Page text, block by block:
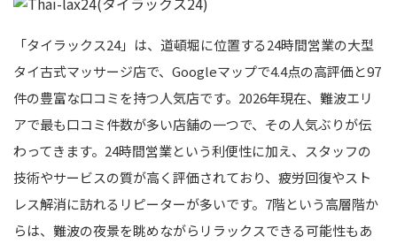
「タイラックス24」は、道頓堀に位置する24時間営業の大型
タイ古式マッサージ店で、Googleマップで4.4点の高評価と97
件の豊富な口コミを持つ人気店です。2026年現在、難波エリ
アで最も口コミ件数が多い店舗の一つで、その人気ぶりが伝
わってきます。24時間営業という利便性に加え、スタッフの
技術やサービスの質が高く評価されており、疲労回復やスト
レス解消に訪れるリピーターが多いです。7階という高層階か
らは、難波の夜景を眺めながらリラックスできる可能性もあ